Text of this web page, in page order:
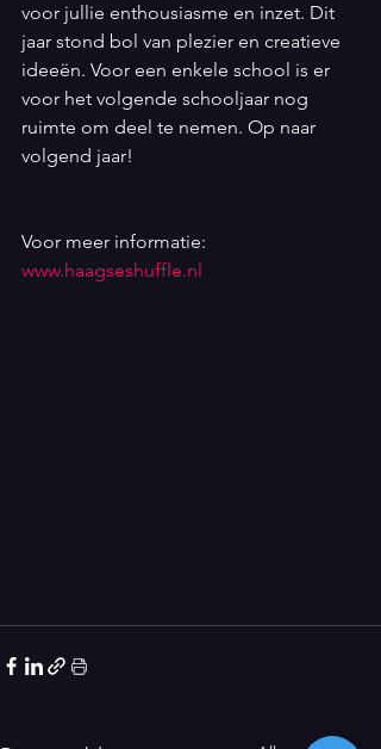
voor jullie enthousiasme en inzet. Dit
jaar stond bol van plezier en creatieve
ideeën. Voor een enkele school is er
voor het volgende schooljaar nog
ruimte om deel te nemen. Op naar
volgend jaar!
Voor meer informatie:
www.haagseshuffle.nl